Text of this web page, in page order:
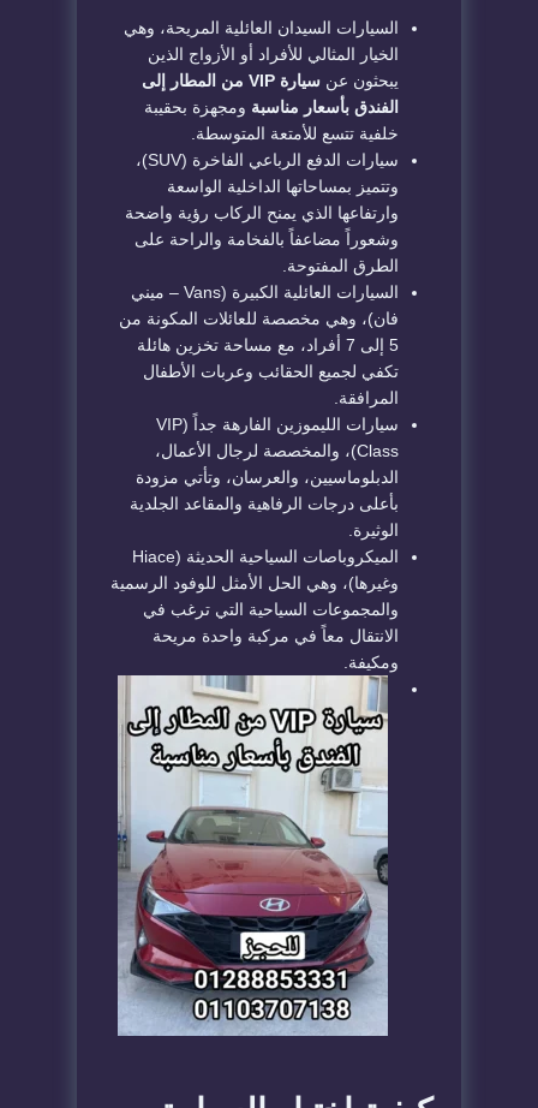
السيارات السيدان العائلية المريحة، وهي
الخيار المثالي للأفراد أو الأزواج الذين
يبحثون عن
سيارة VIP من المطار إلى
الفندق بأسعار مناسبة ومجهزة بحقيبة
خلفية تتسع للأمتعة المتوسطة.
سيارات الدفع الرباعي الفاخرة (SUV)،
وتتميز بمساحاتها الداخلية الواسعة
وارتفاعها الذي يمنح الركاب رؤية واضحة
وشعوراً مضاعفاً بالفخامة والراحة على
الطرق المفتوحة.
السيارات العائلية الكبيرة (Vans – ميني
فان)، وهي مخصصة للعائلات المكونة من
5 إلى 7 أفراد، مع مساحة تخزين هائلة
تكفي لجميع الحقائب وعربات الأطفال
المرافقة.
سيارات الليموزين الفارهة جداً (VIP
Class)، والمخصصة لرجال الأعمال،
الدبلوماسيين، والعرسان، وتأتي مزودة
بأعلى درجات الرفاهية والمقاعد الجلدية
الوثيرة.
الميكروباصات السياحية الحديثة (Hiace
وغيرها)، وهي الحل الأمثل للوفود الرسمية
والمجموعات السياحية التي ترغب في
الانتقال معاً في مركبة واحدة مريحة
ومكيفة.